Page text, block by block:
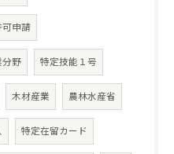
可申請
分野 特定技能１号
木材産業 農林水産省
特定在留カード